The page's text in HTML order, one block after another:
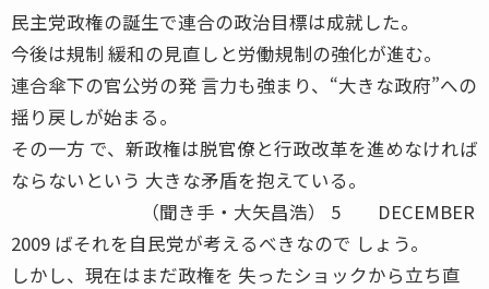
民主党政権の誕生で連合の政治目標は成就した。
今後は規制 緩和の見直しと労働規制の強化が進む。
連合傘下の官公労の発 言力も強まり、“大きな政府”への
揺り戻しが始まる。
その一方 で、新政権は脱官僚と行政改革を進めなければ
ならないという 大きな矛盾を抱えている。
（聞き手・大矢昌浩） 5 DECEMBER
2009 ばそれを自民党が考えるべきなので しょう。
しかし、現在はまだ政権を 失ったショックから立ち直